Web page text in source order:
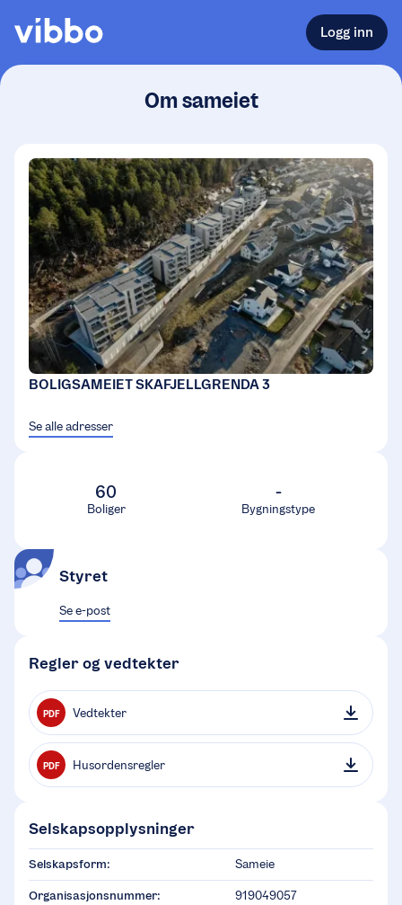
Logg inn
Om sameiet
BOLIGSAMEIET SKAFJELLGRENDA 3
Se alle adresser
60
Boliger
-
Bygningstype
Styret
Se e-post
Regler og vedtekter
PDF Vedtekter
PDF Husordensregler
Selskapsopplysninger
Selskapsform: Sameie
Organisasjonsnummer: 919049057